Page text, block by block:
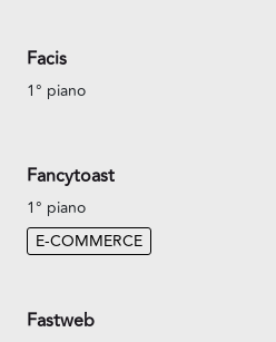
Facis
1° piano
Fancytoast
1° piano
E-COMMERCE
Fastweb